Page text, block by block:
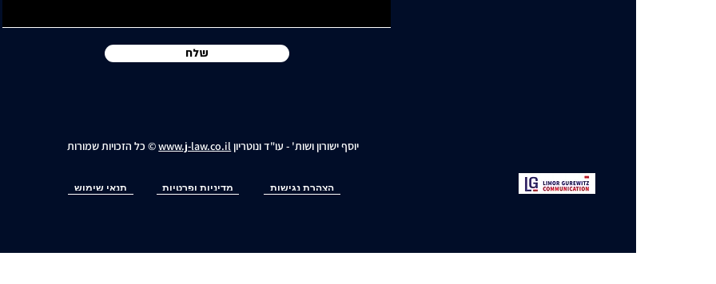
שלח
יוסף ישורון ושות' - עו"ד ונוטריוןwww.j-law.co.il© כל הזכויות שמורות
תנאי שימוש מדיניות ופרטיות הצהרת נגישות